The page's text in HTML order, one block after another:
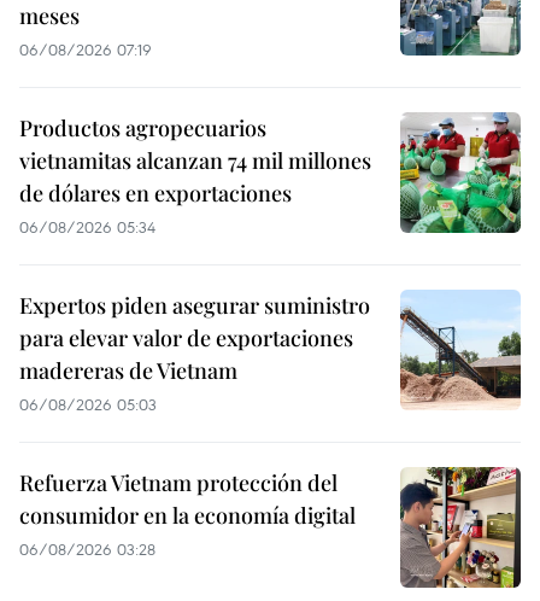
meses
06/08/2026 07:19
Productos agropecuarios
vietnamitas alcanzan 74 mil millones
de dólares en exportaciones
06/08/2026 05:34
Expertos piden asegurar suministro
para elevar valor de exportaciones
madereras de Vietnam
06/08/2026 05:03
Refuerza Vietnam protección del
consumidor en la economía digital
06/08/2026 03:28